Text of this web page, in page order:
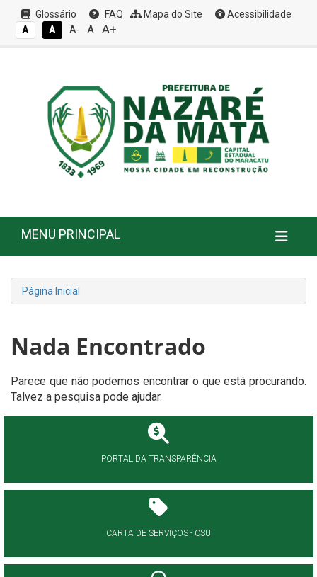
Glossário FAQ Mapa do Site
Acessibilidade
A
A A- A A+
MENU PRINCIPAL
Página Inicial
Nada Encontrado
Parece que não podemos encontrar o que está procurando.
Talvez a pesquisa pode ajudar.
PORTAL DA TRANSPARÊNCIA
CARTA DE SERVIÇOS - CSU